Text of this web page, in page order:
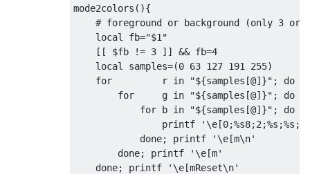
mode2colors (){
# foreground or background (only 3 or
local
fb="$1"
[[
$fb != 3 ]] && fb=4
local
samples=(0 63 127 191 255)
for
         r
in "${samples[@]}" ;
do
for
     g
in "${samples[@]}" ;
do
for b in "${samples[@]}" ;
do
                printf
done; printf
'\e[m\n'
done; printf
'\e[m'
done; printf
'\e[mReset\n'